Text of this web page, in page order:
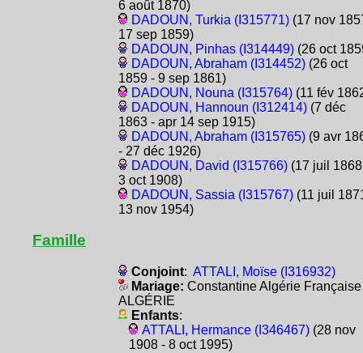
6 août 1870)
DADOUN, Turkia (I315771)(17 nov
17 sep 1859)
DADOUN, Pinhas (I314449)(26 oct
DADOUN, Abraham (I314452)(26 oct
1859 - 9 sep 1861)
DADOUN, Nouna (I315764)(11 fév
DADOUN, Hannoun (I312414)(7 déc
1863 - apr 14 sep 1915)
DADOUN, Abraham (I315765)(9 avr
- 27 déc 1926)
DADOUN, David (I315766)(17 juil
3 oct 1908)
DADOUN, Sassia (I315767)(11 juil
13 nov 1954)
Famille
Conjoint: ATTALI, Moïse (I316932)
Mariage: Constantine Algérie Française
ALGÉRIE
Enfants:
ATTALI, Hermance (I346467)(28 nov
1908 - 8 oct 1995)